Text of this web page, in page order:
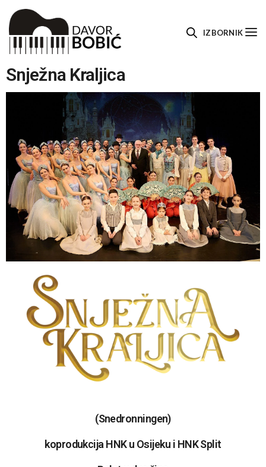
IZBORNIK
Snježna Kraljica
(Snedronningen)
koprodukcija HNK u Osijeku i HNK Split